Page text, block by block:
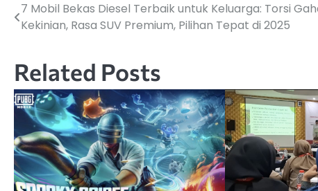
Navigasi
7 Mobil Bekas Diesel Terbaik untuk Keluarga: Torsi
Kekinian, Rasa SUV Premium, Pilihan Tepat di 2025
Related Posts